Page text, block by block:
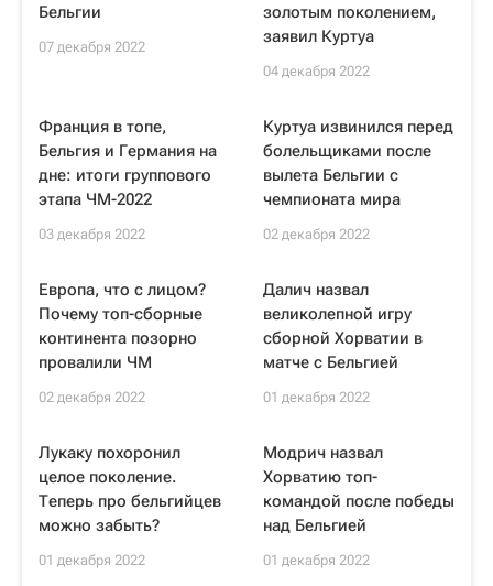
Бельгии
07 декабря 2022
золотым поколением,
заявил Куртуа
04 декабря 2022
Франция в топе,
Бельгия и Германия на
дне: итоги группового
этапа ЧМ-2022
03 декабря 2022
Куртуа извинился перед
болельщиками после
вылета Бельгии с
чемпионата мира
02 декабря 2022
Европа, что с лицом?
Почему топ-сборные
континента позорно
провалили ЧМ
02 декабря 2022
Далич назвал
великолепной игру
сборной Хорватии в
матче с Бельгией
01 декабря 2022
Лукаку похоронил
целое поколение.
Теперь про бельгийцев
можно забыть?
01 декабря 2022
Модрич назвал
Хорватию топ-
командой после победы
над Бельгией
01 декабря 2022